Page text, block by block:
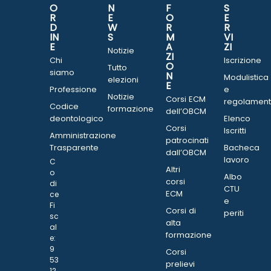
O
R
D
IN
E
Chi
siamo
Professione
Codice
deontologico
Amministrazione
Trasparente
C
o
di
ce
Fi
sc
al
e:
9
53
N
E
W
S
Notizie
Tutto
elezioni
Notizie
formazione
F
O
R
M
A
ZI
O
N
E
Corsi ECM
dell’OBCM
Corsi
patrocinati
dall’OBCM
Altri
corsi
ECM
Corsi di
alta
formazione
Corsi
prelievi
S
E
R
VI
ZI
Iscrizione
Modulistica
e
Elenco
Iscritti
Bacheca
lavoro
Albo
CTU
e
periti